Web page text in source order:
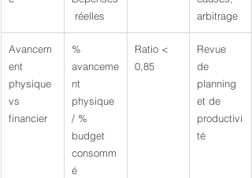
réelles
arbitrage
Avancem
ent
physique
vs
financier
%
avanceme
nt
physique
/ %
budget
consomm
é
Ratio <
0,85
Revue
de
planning
et de
productivi
té